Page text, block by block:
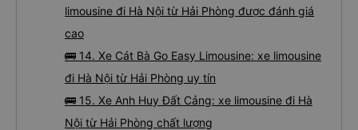
limousine đi Hà Nội từ Hải Phòng được đánh giá
cao
🚌 14. Xe Cát Bà Go Easy Limousine: xe limousine
đi Hà Nội từ Hải Phòng uy tín
🚌 15. Xe Anh Huy Đất Cảng: xe limousine đi Hà
Nội từ Hải Phòng chất lượng